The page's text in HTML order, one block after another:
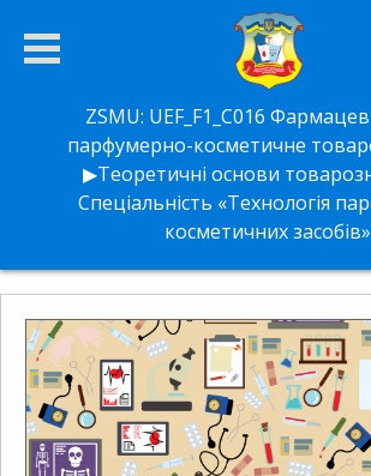
ZSMU: UEF_F1_C016
парфумерно-косметичне
▶Теоретичні основи
Спеціальність «Технологія
косметичних